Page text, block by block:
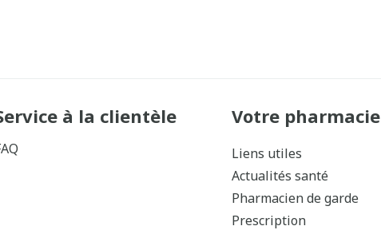
à la clientèle Votre pharmacie
Liens utiles
Actualités santé
Pharmacien de garde
Prescription